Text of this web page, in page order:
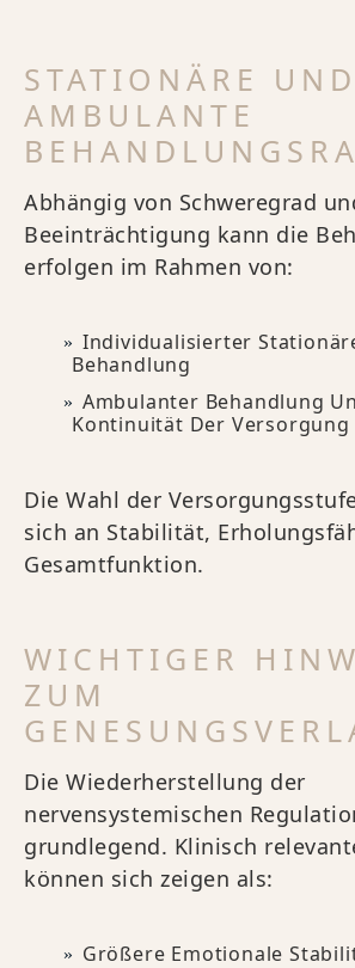
STATIONÄRE UND
AMBULANTE
Abhängig von Schweregrad
Beeinträchtigung kann die
erfolgen im Rahmen von:
Individualisierter
Behandlung
Ambulanter Behandlung
Kontinuität Der Versorgung
Die Wahl der
sich an Stabilität,
Gesamtfunktion.
WICHTIGER
ZUM
Die Wiederherstellung der
nervensystemischen
grundlegend. Klinisch
können sich zeigen als:
Größere Emotionale